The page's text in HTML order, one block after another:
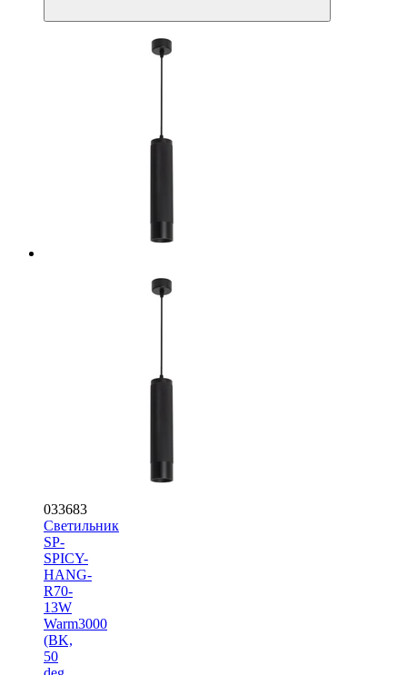
033683
Светильник
SP-
SPICY-
HANG-
R70-
13W
Warm3000
(BK,
50